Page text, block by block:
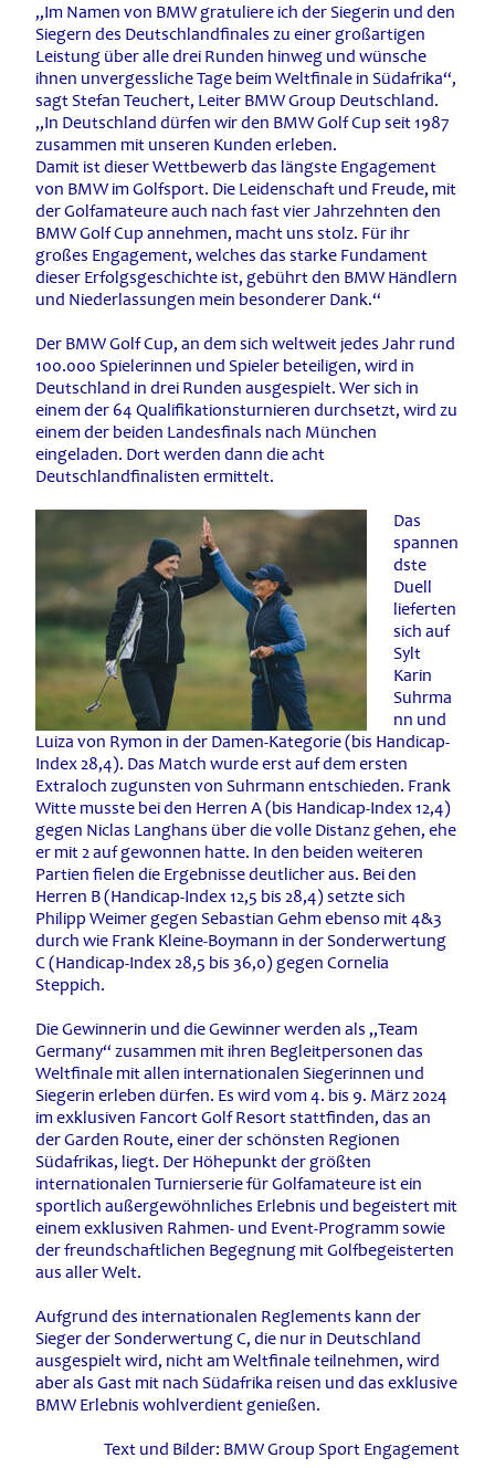
„Im Namen von BMW gratuliere ich der Siegerin und den
Siegern des Deutschlandfinales zu einer großartigen
Leistung über alle drei Runden hinweg und wünsche
ihnen unvergessliche Tage beim Weltfinale in Südafrika“,
sagt Stefan Teuchert, Leiter BMW Group Deutschland.
„In Deutschland dürfen wir den BMW Golf Cup seit 1987
zusammen mit unseren Kunden erleben.
Damit ist dieser Wettbewerb das längste Engagement
von BMW im Golfsport. Die Leidenschaft und Freude, mit
der Golfamateure auch nach fast vier Jahrzehnten den
BMW Golf Cup annehmen, macht uns stolz. Für ihr
großes Engagement, welches das starke Fundament
dieser Erfolgsgeschichte ist, gebührt den BMW Händlern
und Niederlassungen mein besonderer Dank.“
Der BMW Golf Cup, an dem sich weltweit jedes Jahr rund
100.000 Spielerinnen und Spieler beteiligen, wird in
Deutschland in drei Runden ausgespielt. Wer sich in
einem der 64 Qualifikationsturnieren durchsetzt, wird zu
einem der beiden Landesfinals nach München
eingeladen. Dort werden dann die acht
Deutschlandfinalisten ermittelt.
Das
spannen
dste
Duell
lieferten
sich auf
Sylt
Karin
Suhrma
nn und
Luiza von Rymon in der Damen-Kategorie (bis Handicap-
Index 28,4). Das Match wurde erst auf dem ersten
Extraloch zugunsten von Suhrmann entschieden. Frank
Witte musste bei den Herren A (bis Handicap-Index 12,4)
gegen Niclas Langhans über die volle Distanz gehen, ehe
er mit 2 auf gewonnen hatte. In den beiden weiteren
Partien fielen die Ergebnisse deutlicher aus. Bei den
Herren B (Handicap-Index 12,5 bis 28,4) setzte sich
Philipp Weimer gegen Sebastian Gehm ebenso mit 4&3
durch wie Frank Kleine-Boymann in der Sonderwertung
C (Handicap-Index 28,5 bis 36,0) gegen Cornelia
Steppich.
Die Gewinnerin und die Gewinner werden als „Team
Germany“ zusammen mit ihren Begleitpersonen das
Weltfinale mit allen internationalen Siegerinnen und
Siegerin erleben dürfen. Es wird vom 4. bis 9. März 2024
im exklusiven Fancort Golf Resort stattfinden, das an
der Garden Route, einer der schönsten Regionen
Südafrikas, liegt. Der Höhepunkt der größten
internationalen Turnierserie für Golfamateure ist ein
sportlich außergewöhnliches Erlebnis und begeistert mit
einem exklusiven Rahmen- und Event-Programm sowie
der freundschaftlichen Begegnung mit Golfbegeisterten
aus aller Welt.
Aufgrund des internationalen Reglements kann der
Sieger der Sonderwertung C, die nur in Deutschland
ausgespielt wird, nicht am Weltfinale teilnehmen, wird
aber als Gast mit nach Südafrika reisen und das exklusive
BMW Erlebnis wohlverdient genießen.
Text und Bilder: BMW Group Sport Engagement